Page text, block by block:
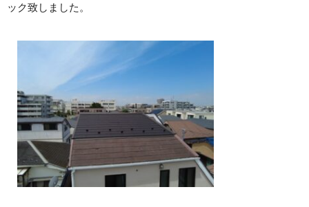
ック致しました。